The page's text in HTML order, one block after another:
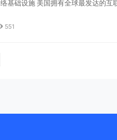
睐。 ## 优势一：全球顶级的网络基础设施 美
551